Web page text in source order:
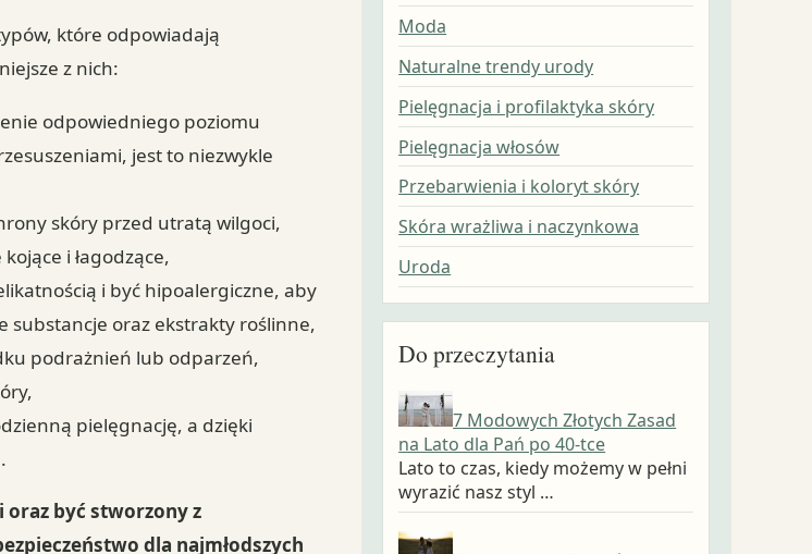
które odpowiadają
z nich:
odpowiedniego poziomu
jest to niezwykle
skóry przed utratą wilgoci,
i łagodzące,
i być hipoalergiczne, aby
substancje oraz ekstrakty roślinne,
podrażnień lub odparzeń,
pielęgnację, a dzięki
być stworzony z
dla najmłodszych
Moda
Naturalne trendy urody
Pielęgnacja i profilaktyka skóry
Pielęgnacja włosów
Przebarwienia i koloryt skóry
Skóra wrażliwa i naczynkowa
Uroda
Do przeczytania
7 Modowych Złotych Zasad
na Lato dla Pań po 40-tce
Lato to czas, kiedy możemy w pełni
wyrazić nasz styl …